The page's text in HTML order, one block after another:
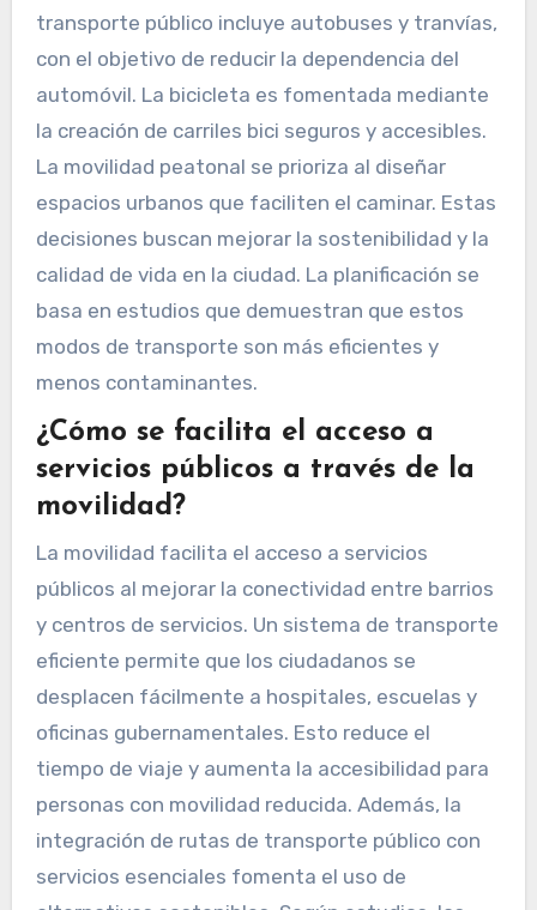
transporte público incluye autobuses y tranvías,
con el objetivo de reducir la dependencia del
automóvil. La bicicleta es fomentada mediante
la creación de carriles bici seguros y accesibles.
La movilidad peatonal se prioriza al diseñar
espacios urbanos que faciliten el caminar. Estas
decisiones buscan mejorar la sostenibilidad y la
calidad de vida en la ciudad. La planificación se
basa en estudios que demuestran que estos
modos de transporte son más eficientes y
menos contaminantes.
¿Cómo se facilita el acceso a
servicios públicos a través de la
movilidad?
La movilidad facilita el acceso a servicios
públicos al mejorar la conectividad entre barrios
y centros de servicios. Un sistema de transporte
eficiente permite que los ciudadanos se
desplacen fácilmente a hospitales, escuelas y
oficinas gubernamentales. Esto reduce el
tiempo de viaje y aumenta la accesibilidad para
personas con movilidad reducida. Además, la
integración de rutas de transporte público con
servicios esenciales fomenta el uso de